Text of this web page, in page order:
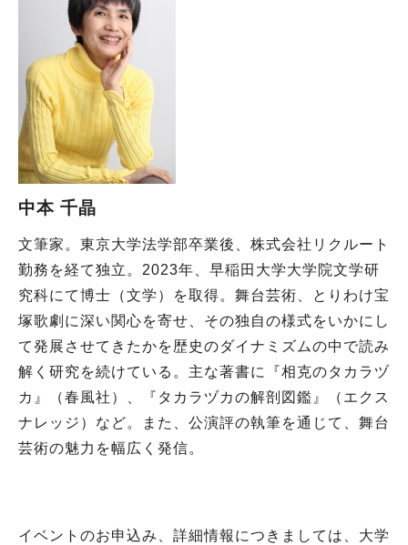
中本 千晶
文筆家。東京大学法学部卒業後、株式会社リクルート
勤務を経て独立。2023年、早稲田大学大学院文学研
究科にて博士（文学）を取得。舞台芸術、とりわけ宝
塚歌劇に深い関心を寄せ、その独自の様式をいかにし
て発展させてきたかを歴史のダイナミズムの中で読み
解く研究を続けている。主な著書に『相克のタカラヅ
カ』（春風社）、『タカラヅカの解剖図鑑』（エクス
ナレッジ）など。また、公演評の執筆を通じて、舞台
芸術の魅力を幅広く発信。
イベントのお申込み、詳細情報につきましては、大学